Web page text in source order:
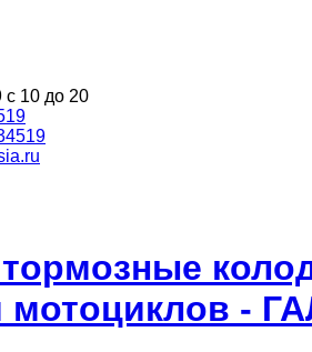
с 10 до 20
тормозные
мотоциклов -